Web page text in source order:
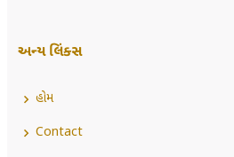
અન્ય લિંક્સ
હોમ
Contact